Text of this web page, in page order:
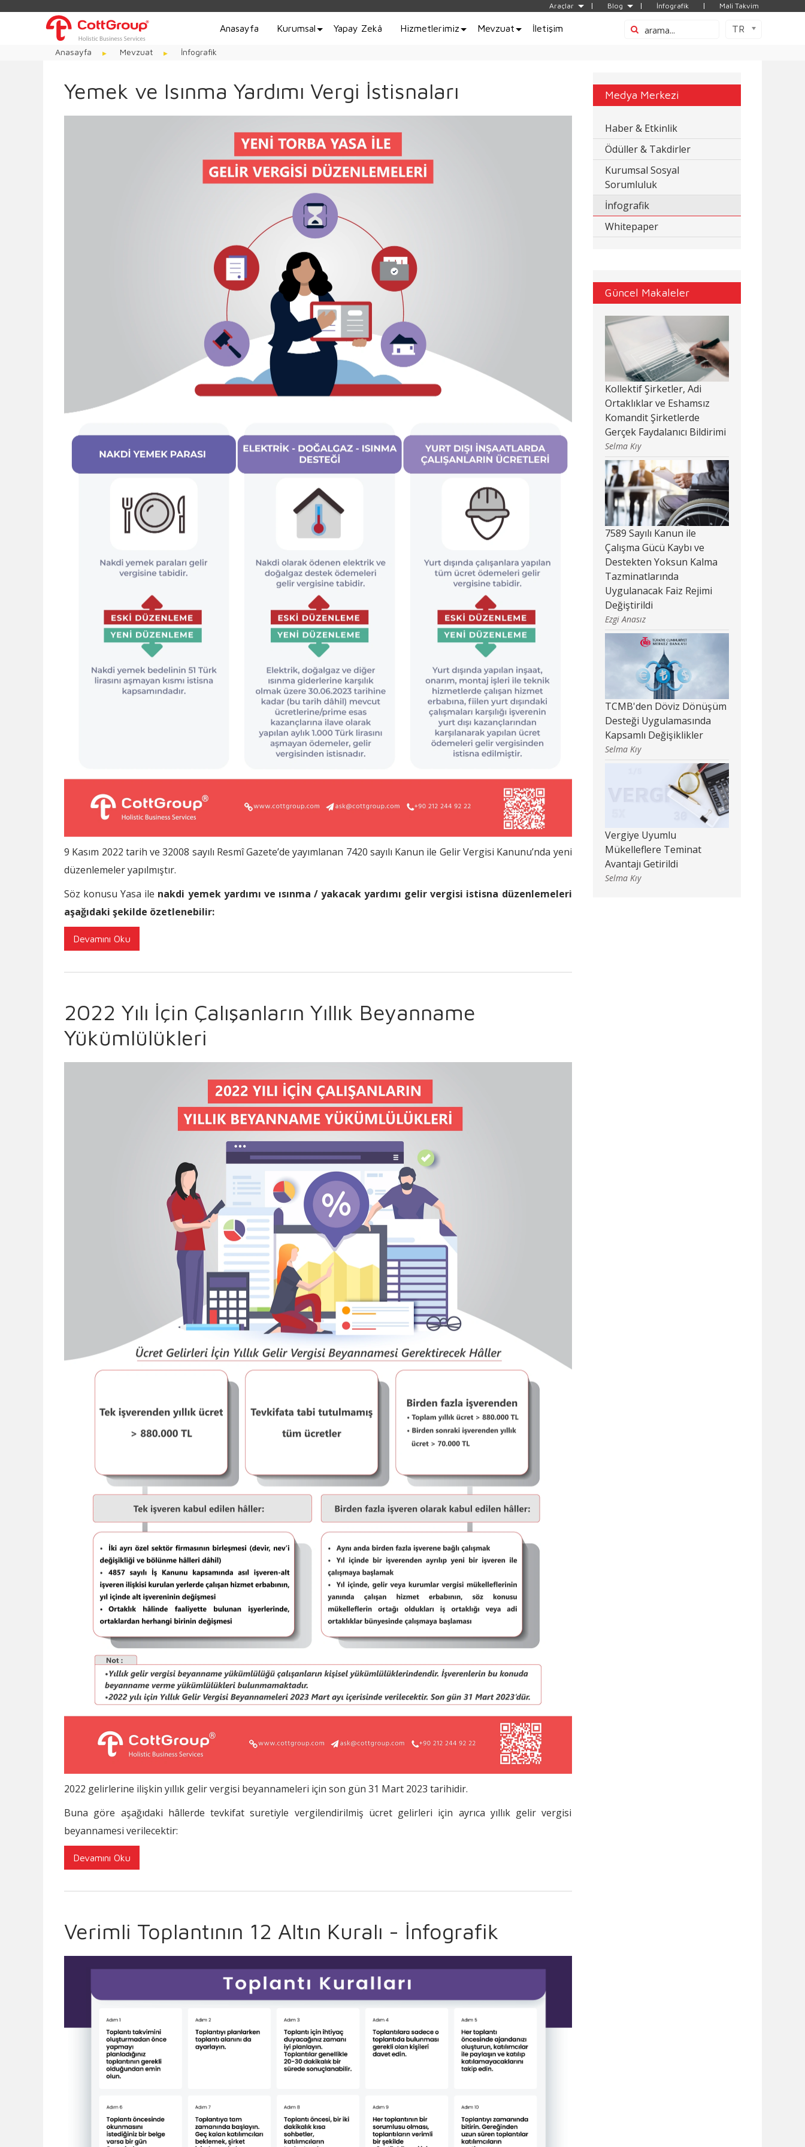
Araçlar Blog İnfografik Mali Takvim
Anasayfa Kurumsal Yapay Zekâ Hizmetlerimiz Mevzuat İletişim TR
Anasayfa Mevzuat İnfografik
Yemek ve Isınma Yardımı Vergi İstisnaları
9 Kasım 2022 tarih ve 32008 sayılı Resmî Gazete’de yayımlanan 7420 sayılı Kanun ile Gelir Vergisi Kanunu’nda yeni
düzenlemeler yapılmıştır.
Söz konusu Yasa ile nakdi yemek yardımı ve ısınma / yakacak yardımı gelir vergisi istisna düzenlemeleri
aşağıdaki şekilde özetlenebilir:
Devamını Oku
2022 Yılı İçin Çalışanların Yıllık Beyanname
Yükümlülükleri
2022 gelirlerine ilişkin yıllık gelir vergisi beyannameleri için son gün 31 Mart 2023 tarihidir.
Buna göre aşağıdaki hâllerde tevkifat suretiyle vergilendirilmiş ücret gelirleri için ayrıca yıllık gelir vergisi
beyannamesi verilecektir:
Devamını Oku
Verimli Toplantının 12 Altın Kuralı - İnfografik
Medya Merkezi
Haber & Etkinlik
Ödüller & Takdirler
Kurumsal Sosyal
Sorumluluk
İnfografik
Whitepaper
Güncel Makaleler
Kollektif Şirketler, Adi
Ortaklıklar ve Eshamsız
Komandit Şirketlerde
Gerçek Faydalanıcı Bildirimi
Selma Kıy
7589 Sayılı Kanun ile
Çalışma Gücü Kaybı ve
Destekten Yoksun Kalma
Tazminatlarında
Uygulanacak Faiz Rejimi
Değiştirildi
Ezgi Anasız
TCMB'den Döviz Dönüşüm
Desteği Uygulamasında
Kapsamlı Değişiklikler
Selma Kıy
Vergiye Uyumlu
Mükelleflere Teminat
Avantajı Getirildi
Selma Kıy